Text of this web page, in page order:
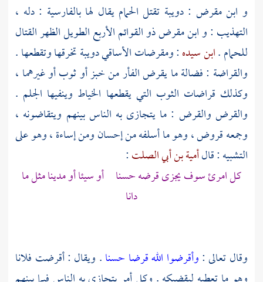
و ابن مقرض : دويبة تقتل الحمام يقال لها بالفارسية : دله ،
التهذيب : وابن مقرضذو القوائم الأربع الطويل الظهر القتال
للحمام .ابن سيده: ومقرضات الأساقي دويبة تخرقها وتقطعها .
والقراضة : فضالة ما يقرض الفأر من خبز أو ثوب أو غيرهما ،
وكذلك قراضات الثوب التي يقطعها الخياط وينفيها الجلم .
والقرض والقرض : ما يتجازى به الناس بينهم ويتقاضونه ،
وجمعه قروض ، وهو ما أسلفه من إحسان ومن إساءة ، وهو على
التشبيه : قالأمية بن أبي الصلت:
كل امرئ سوف يجزى قرضه حسنا أو سيئا أو مدينا مثل ما
دانا
وقال تعالى :وأقرضوا الله قرضا حسنا. ويقال : أقرضت فلانا